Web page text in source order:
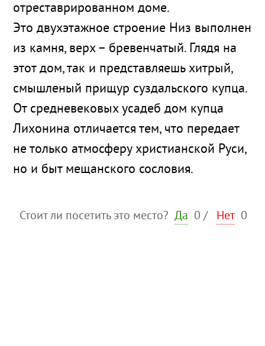
отреставрированном доме.
Это двухэтажное строение Низ выполнен
из камня, верх – бревенчатый. Глядя на
этот дом, так и представляешь хитрый,
смышленый прищур суздальского купца.
От средневековых усадеб дом купца
Лихонина отличается тем, что передает
не только атмосферу христианской Руси,
но и быт мещанского сословия.
Стоит ли посетить это место? Да 0 / Нет 0